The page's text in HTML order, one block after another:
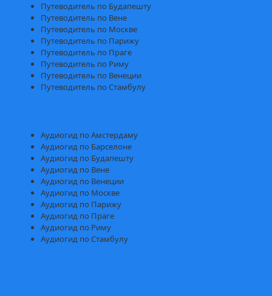
Путеводитель по Будапешту
Путеводитель по Вене
Путеводитель по Москве
Путеводитель по Парижу
Путеводитель по Праге
Путеводитель по Риму
Путеводитель по Венеции
Путеводитель по Стамбулу
Аудиогид по Амстердаму
Аудиогид по Барселоне
Аудиогид по Будапешту
Аудиогид по Вене
Аудиогид по Венеции
Аудиогид по Москве
Аудиогид по Парижу
Аудиогид по Праге
Аудиогид по Риму
Аудиогид по Стамбулу